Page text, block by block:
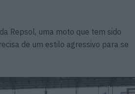
Repsol, uma moto que tem sido
de um estilo agressivo para se